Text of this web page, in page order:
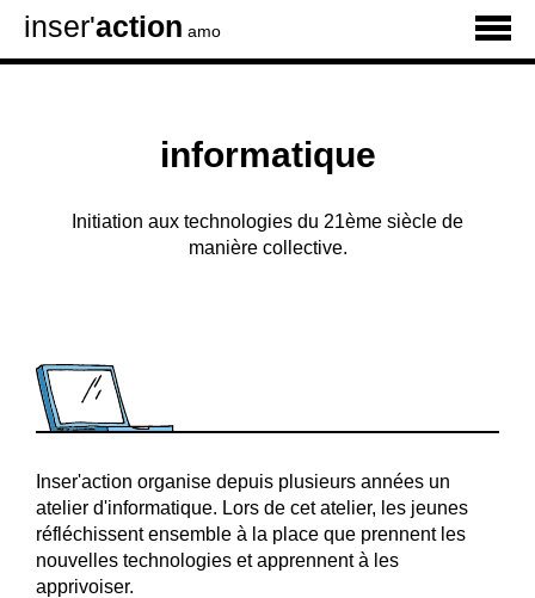
inser'action amo
informatique
Initiation aux technologies du 21ème siècle de
manière collective.
Inser'action organise depuis plusieurs années un
atelier d'informatique. Lors de cet atelier, les jeunes
réfléchissent ensemble à la place que prennent les
nouvelles technologies et apprennent à les
apprivoiser.